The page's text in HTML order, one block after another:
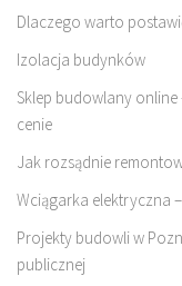
Dlaczego warto
Izolacja budynków
Sklep budowlany
cenie
Jak rozsądnie
Wciągarka elektryczna
Projekty budowli w
publicznej